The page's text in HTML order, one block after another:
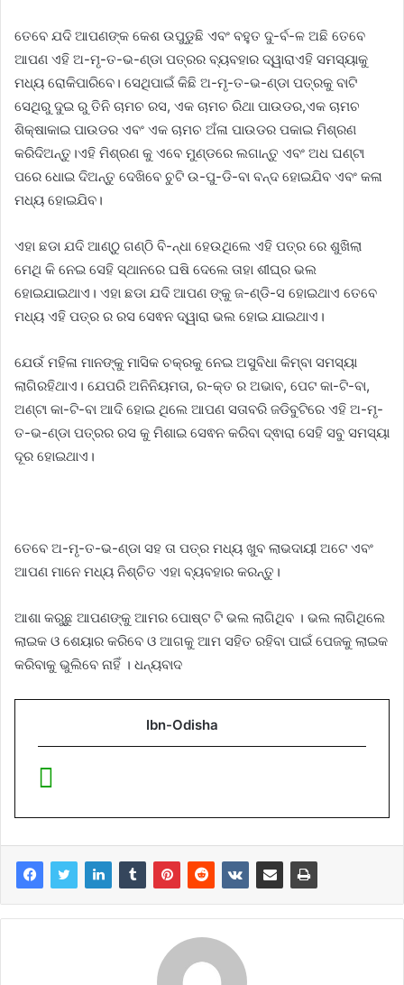
ତେବେ ଯଦି ଆପଣଙ୍କ କେଶ ଉପୁଡୁଛି ଏବଂ ବହୁତ ଦୁ-ର୍ବ-ଳ ଅଛି ତେବେ
ଆପଣ ଏହି ଅ-ମୃ-ତ-ଭ-ଣ୍ଡା ପତ୍ରର ବ୍ୟବହାର ଦ୍ୱାରାଏହି ସମସ୍ୟାକୁ
ମଧ୍ୟ ରୋକିପାରିବେ। ସେଥିପାଇଁ କିଛି ଅ-ମୃ-ତ-ଭ-ଣ୍ଡା ପତ୍ରକୁ ବାଟି
ସେଥିରୁ ଦୁଇ ରୁ ତିନି ଚାମଚ ରସ, ଏକ ଚାମଚ ରିଥା ପାଉଡର,ଏକ ଚାମଚ
ଶିକ୍ଷାକାଇ ପାଉଡର ଏବଂ ଏକ ଚାମଚ ଅଁଳା ପାଉଡର ପକାଇ ମିଶ୍ରଣ
କରିଦିଅନ୍ତୁ।ଏହି ମିଶ୍ରଣ କୁ ଏବେ ମୁଣ୍ଡରେ ଲଗାନ୍ତୁ ଏବଂ ଅଧ ଘଣ୍ଟା
ପରେ ଧୋଇ ଦିଅନ୍ତୁ ଦେଖିବେ ଚୁଟି ଉ-ପୁ-ଡି-ବା ବନ୍ଦ ହୋଇଯିବ ଏବଂ କଳା
ମଧ୍ୟ ହୋଇଯିବ।
ଏହା ଛଡା ଯଦି ଆଣ୍ଠୁ ଗଣ୍ଠି ବି-ନ୍ଧା ହେଉଥିଲେ ଏହି ପତ୍ର ରେ ଶୁଖିଲା
ମେଥି କି ନେଇ ସେହି ସ୍ଥାନରେ ଘଷି ଦେଲେ ତାହା ଶୀଘ୍ର ଭଲ
ହୋଇଯାଇଥାଏ। ଏହା ଛଡା ଯଦି ଆପଣ ଙ୍କୁ ଜ-ଣ୍ଡି-ସ ହୋଇଥାଏ ତେବେ
ମଧ୍ୟ ଏହି ପତ୍ର ର ରସ ସେଵନ ଦ୍ୱାରା ଭଲ ହୋଇ ଯାଇଥାଏ।
ଯେଉଁ ମହିଳା ମାନଙ୍କୁ ମାସିକ ଚକ୍ରକୁ ନେଇ ଅସୁବିଧା କିମ୍ବା ସମସ୍ୟା
ଲାଗିରହିଥାଏ। ଯେପରି ଅନିନିୟମତା, ର-କ୍ତ ର ଅଭାବ, ପେଟ କା-ଟି-ବା,
ଅଣ୍ଟା କା-ଟି-ବା ଆଦି ହୋଇ ଥିଲେ ଆପଣ ସତାବରି ଜଡିବୁଟିରେ ଏହି ଅ-ମୃ-
ତ-ଭ-ଣ୍ଡା ପତ୍ରର ରସ କୁ ମିଶାଇ ସେଵନ କରିବା ଦ୍ଵାରା ସେହି ସବୁ ସମସ୍ୟା
ଦୂର ହୋଇଥାଏ।
ତେବେ ଅ-ମୃ-ତ-ଭ-ଣ୍ଡା ସହ ତା ପତ୍ର ମଧ୍ୟ ଖୁବ ଲାଭଦାୟୀ ଅଟେ ଏବଂ
ଆପଣ ମାନେ ମଧ୍ୟ ନିଶ୍ଚିତ ଏହା ବ୍ୟବହାର କରନ୍ତୁ।
ଆଶା କରୁଛୁ ଆପଣଙ୍କୁ ଆମର ପୋଷ୍ଟ ଟି ଭଲ ଲାଗିଥିବ । ଭଲ ଲାଗିଥିଲେ
ଲାଇକ ଓ ଶେୟାର କରିବେ ଓ ଆଗକୁ ଆମ ସହିତ ରହିବା ପାଇଁ ପେଜକୁ ଲାଇକ
କରିବାକୁ ଭୁଲିବେ ନାହିଁ । ଧନ୍ୟବାଦ
Ibn-Odisha